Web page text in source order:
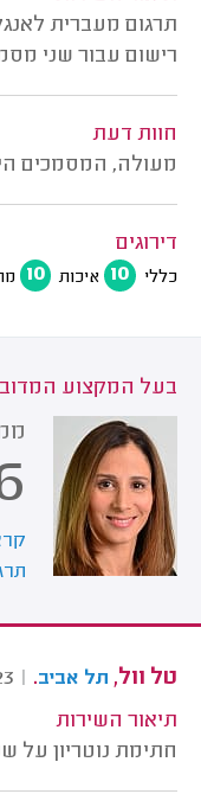
תרגום מעברית
רישום עבור שני
חוות דעת
מעולה, המסמכים
דירוגים
כללי 10 איכות 10
בעל המקצוע
טל וול, תל אביב.
|
תיאור השירות
חתימת נוטריון על